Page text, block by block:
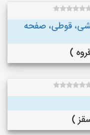
قوطی، صفحه
)
)